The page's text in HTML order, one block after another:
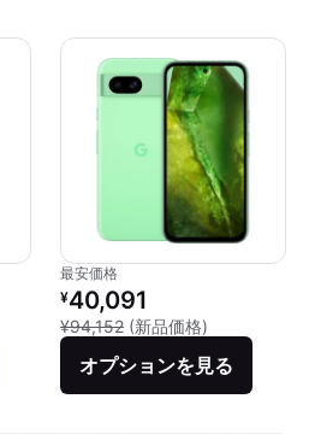
最安価格
リファービッシュ品の価格：
¥40,091
¥94,152 (新品価格)
オプションを見る